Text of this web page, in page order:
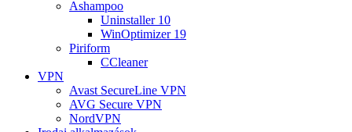
Ashampoo
Uninstaller 10
WinOptimizer 19
Piriform
CCleaner
VPN
Avast SecureLine VPN
AVG Secure VPN
NordVPN